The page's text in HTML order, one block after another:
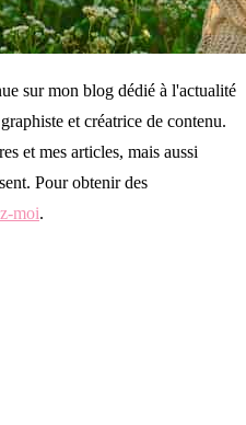
sur mon blog dédié à l'actualité
et créatrice de contenu.
et mes articles, mais aussi
Pour obtenir des
moi.